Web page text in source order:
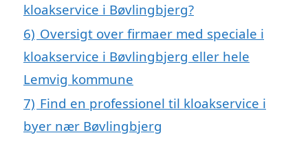
kloakservice i Bøvlingbjerg?
6) Oversigt over firmaer med speciale i
kloakservice i Bøvlingbjerg eller hele
Lemvig kommune
7) Find en professionel til kloakservice i
byer nær Bøvlingbjerg